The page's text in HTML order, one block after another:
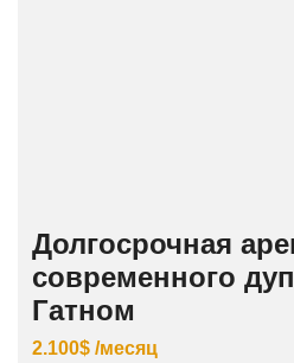
Долгосрочная
современного
Гатном
2.100$ /месяц